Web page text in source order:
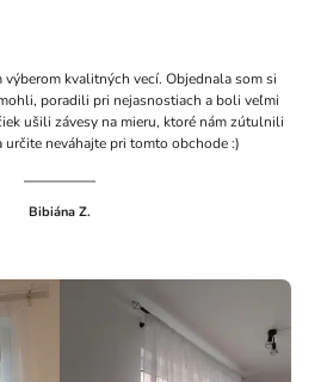
kvalitných vecí. Objednala som si
poradili pri nejasnostiach a boli veľmi
ušili závesy na mieru, ktoré nám zútulnili
určite neváhajte pri tomto obchode :)
Bibiána Z.